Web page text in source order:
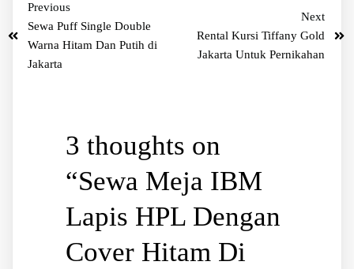
Previous
Sewa Puff Single Double
Warna Hitam Dan Putih di
Jakarta
Next
Rental Kursi Tiffany Gold
Jakarta Untuk Pernikahan
3 thoughts on
“Sewa Meja IBM
Lapis HPL Dengan
Cover Hitam Di